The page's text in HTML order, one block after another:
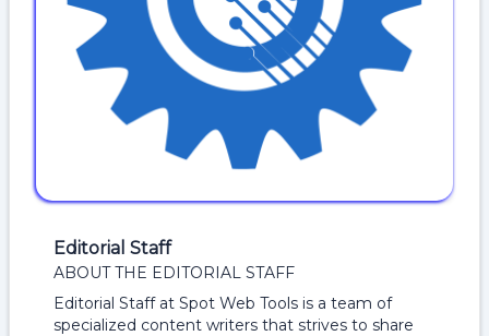
Editorial Staff
ABOUT THE EDITORIAL STAFF
Editorial Staff at Spot Web Tools is a team of
specialized content writers that strives to share